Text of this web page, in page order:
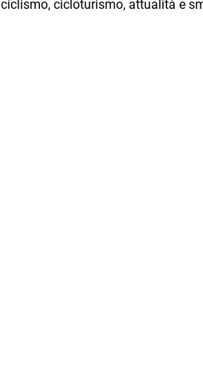
ciclismo, cicloturismo, attualità e